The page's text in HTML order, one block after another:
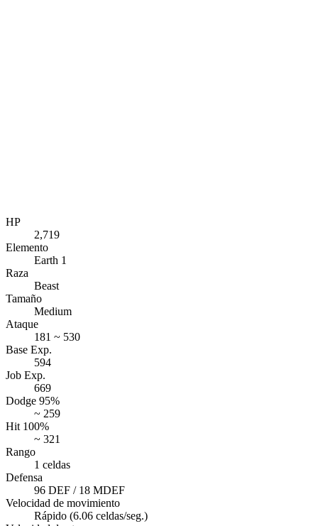
HP
2,719
Elemento
Earth 1
Raza
Beast
Tamaño
Medium
Ataque
181 ~ 530
Base Exp.
594
Job Exp.
669
Dodge 95%
~ 259
Hit 100%
~ 321
Rango
1 celdas
Defensa
96 DEF / 18 MDEF
Velocidad de movimiento
Rápido (6.06 celdas/seg.)